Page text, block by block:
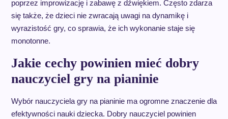
poprzez improwizację i zabawę z dźwiękiem. Często zdarza
się także, że dzieci nie zwracają uwagi na dynamikę i
wyrazistość gry, co sprawia, że ich wykonanie staje się
monotonne.
Jakie cechy powinien mieć dobry
nauczyciel gry na pianinie
Wybór nauczyciela gry na pianinie ma ogromne znaczenie dla
efektywności nauki dziecka. Dobry nauczyciel powinien